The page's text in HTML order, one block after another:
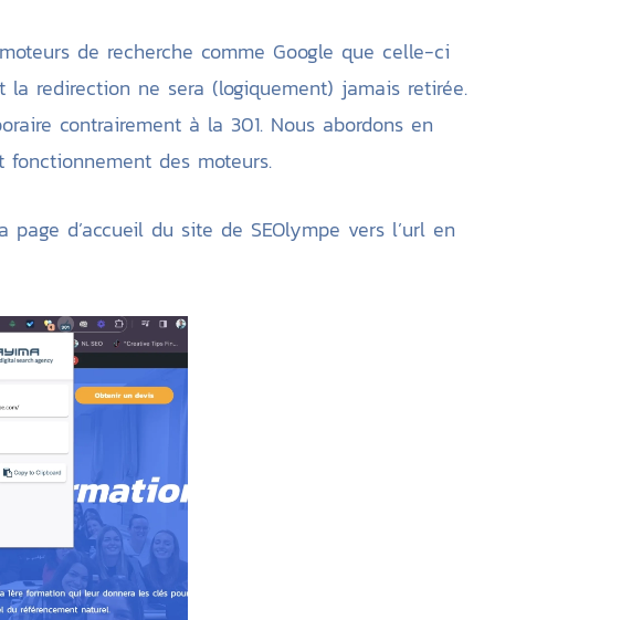
de recherche comme Google que celle-ci
redirection ne sera (logiquement) jamais retirée.
contrairement à la 301. Nous abordons en
des moteurs.
d’accueil du site de SEOlympe vers l’url en